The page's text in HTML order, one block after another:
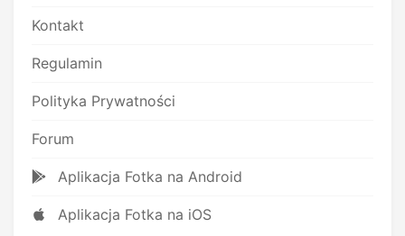
Kontakt
Regulamin
Polityka Prywatności
Forum
Aplikacja Fotka na Android
Aplikacja Fotka na iOS